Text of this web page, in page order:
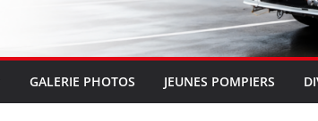
GALERIE PHOTOS JEUNES POMPIERS